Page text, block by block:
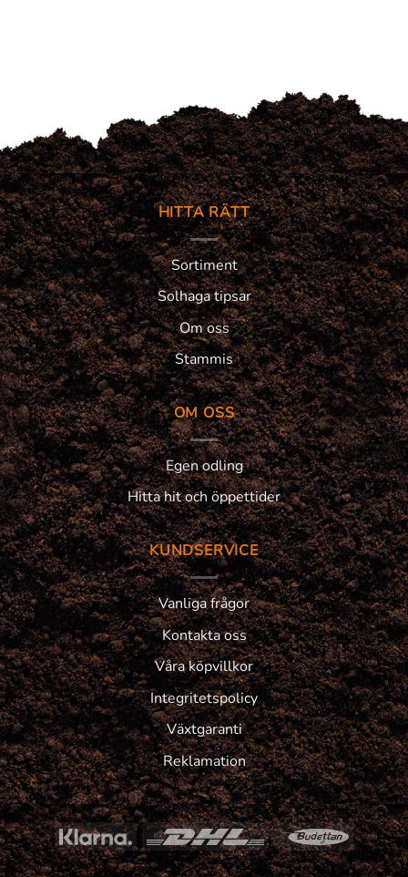
HITTA RÄTT
Sortiment
Solhaga tipsar
Om oss
Stammis
OM OSS
Egen odling
Hitta hit och öppettider
KUNDSERVICE
Vanliga frågor
Kontakta oss
Våra köpvillkor
Integritetspolicy
Växtgaranti
Reklamation